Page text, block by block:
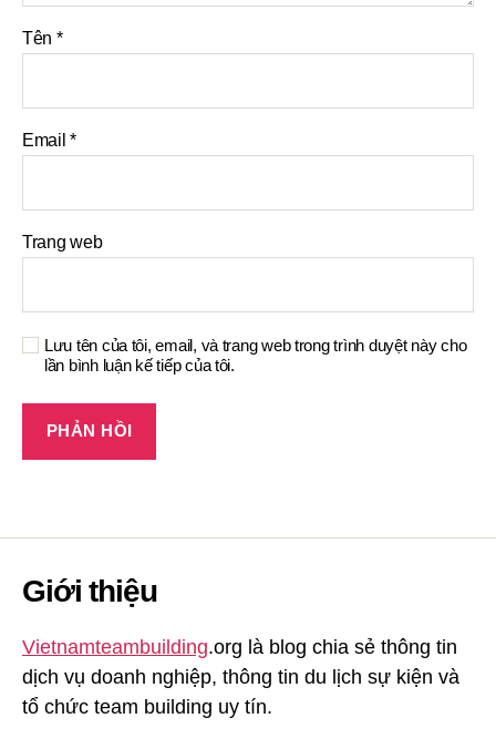
Tên *
Email*
Trang web
Lưu tên của tôi, email, và trang web trong trình duyệt này cho
lần bình luận kế tiếp của tôi.
Giới thiệu
Vietnamteambuilding.org là blog chia sẻ thông tin
dịch vụ doanh nghiệp, thông tin du lịch sự kiện và
tổ chức team building uy tín.